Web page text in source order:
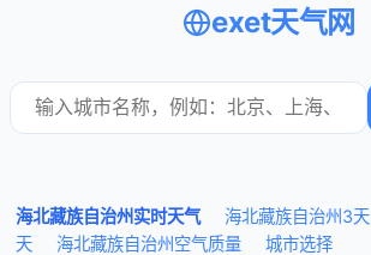
exet天气网
海北藏族自治州实时天气 海北藏族自治州3天
天
海北藏族自治州空气质量
城市选择